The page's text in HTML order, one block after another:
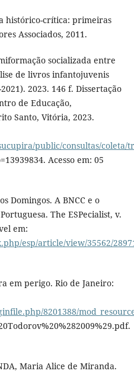
histórico-crítica: primeiras
Associados, 2011.
socializada entre
de livros infantojuvenis
2023. 146 f. Dissertação
de Educação,
Santo, Vitória, 2023.
public/consultas/coleta/
Acesso em: 05
Domingos. A BNCC e o
The ESPecialist, v.
em:
esp/article/view/35562/
em perigo. Rio de Janeiro:
8201388/
Maria Alice de Miranda.